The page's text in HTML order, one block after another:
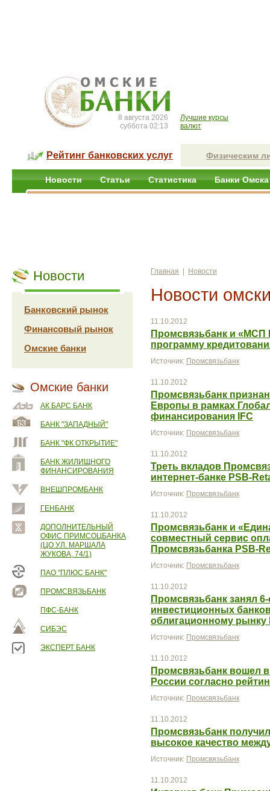
8 августа 2026
суббота 02:13
Лучшие курсы
валют
Рейтинг банковских услуг Физическим
Новости Статьи Статистика Банки Омска
Новости
Банковский рынок
Финансовый рынок
Омские банки
Омские банки
АК БАРС БАНК
БАНК "ЗАПАДНЫЙ"
БАНК "ФК ОТКРЫТИЕ"
БАНК ЖИЛИЩНОГО
ФИНАНСИРОВАНИЯ
ВНЕШПРОМБАНК
ГЕНБАНК
ДОПОЛНИТЕЛЬНЫЙ
ОФИС ПРИМСОЦБАНКА
(ЦО УЛ. МАРШАЛА
ЖУКОВА, 74/1)
ПАО "ПЛЮС БАНК"
ПРОМСВЯЗЬБАНК
ПФС-БАНК
СИБЭС
ЭКСПЕРТ БАНК
Главная Новости
Новости
11.10.2012
Промсвязьбанк и «МСП
программу
Источник: Промсвязьбанк
11.10.2012
Промсвязьбанк
Европы в рамках
финансирования IFC
Источник: Промсвязьбанк
11.10.2012
Треть вкладов
интернет-банке PSB-
Источник: Промсвязьбанк
11.10.2012
Промсвязьбанк и
совместный сервис
Промсвязьбанка PSB-
Источник: Промсвязьбанк
11.10.2012
Промсвязьбанк занял
инвестиционных
облигационному
Источник: Промсвязьбанк
11.10.2012
Промсвязьбанк вошел
России согласно
Источник: Промсвязьбанк
11.10.2012
Промсвязьбанк
высокое качество
Источник: Промсвязьбанк
11.10.2012